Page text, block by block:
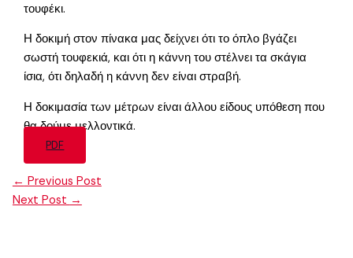
τουφέκι.
Η δοκιμή στον πίνακα μας δείχνει ότι το όπλο βγάζει
σωστή τουφεκιά, και ότι η κάννη του στέλνει τα σκάγια
ίσια, ότι δηλαδή η κάννη δεν είναι στραβή.
Η δοκιμασία των μέτρων είναι άλλου είδους υπόθεση που
θα δούμε μελλοντικά.
PDF
← Previous Post
Next Post →